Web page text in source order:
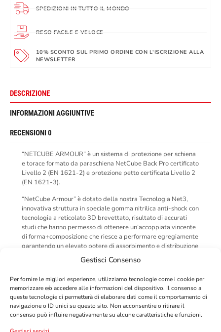
Gestisci Consenso
Per fornire le migliori esperienze, utilizziamo tecnologie come i cookie per
memorizzare e/o accedere alle informazioni del dispositivo. Il consenso a
queste tecnologie ci permetterà di elaborare dati come il comportamento di
navigazione o ID unici su questo sito. Non acconsentire o ritirare il
consenso può influire negativamente su alcune caratteristiche e funzioni.
SPEDIZIONI IN TUTTO IL MONDO
RESO FACILE E VELOCE
10% SCONTO SUL PRIMO ORDINE CON L'ISCRIZIONE ALLA
NEWSLETTER
DESCRIZIONE
INFORMAZIONI AGGIUNTIVE
RECENSIONI 0
“NETCUBE ARMOUR” è un sistema di protezione per schiena
e torace formato da paraschiena NetCube Back Pro certificato
Livello 2 (EN 1621-2) e protezione petto certificata Livello 2
(EN 1621-3).
“NetCube Armour” è dotato della nostra Tecnologia Net3,
innovativa struttura in speciale gomma nitrilica anti-shock con
tecnologia a reticolato 3D brevettato, risultato di accurati
studi che hanno permesso di ottenere un’accoppiata vincente
di forma+composizione che riesce a performare egregiamente
garantendo un elevato potere di assorbimento e distribuzione
dell’energia d’impatto, assicurando quindi la massima
Il paraschiena è completamente pieghevole e, rimuovendo la
protezione del petto, può essere utilizzato singolarmente
mediante l’uso di bretelle accessorie, acquistabili
separatamente.
CARATTERISTICHE PRINCIPALI: